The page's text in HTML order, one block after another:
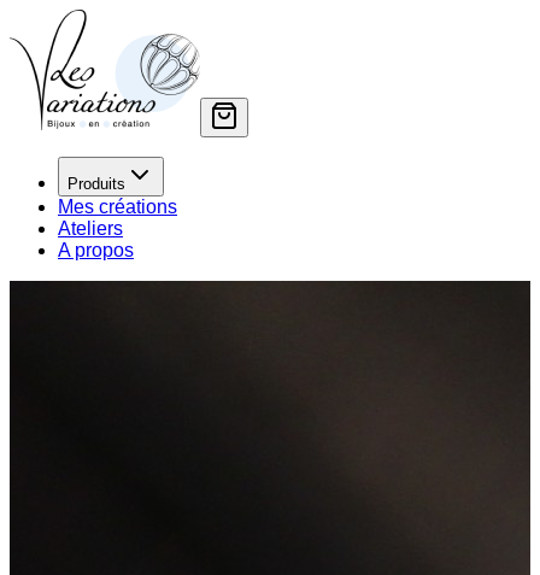
Produits
Mes créations
Ateliers
A propos